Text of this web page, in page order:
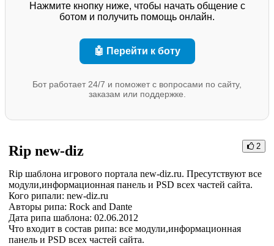
Нажмите кнопку ниже, чтобы начать общение с
ботом и получить помощь онлайн.
🤖 Перейти к боту
Бот работает 24/7 и поможет с вопросами по сайту,
заказам или поддержке.
2
Rip new-diz
Rip шаблона игрового портала new-diz.ru. Пресутствуют все
модули,информационная панель и PSD всех частей сайта.
Кого рипали: new-diz.ru
Авторы рипа: Rock and Dante
Дата рипа шаблона: 02.06.2012
Что входит в состав рипа: все модули,информационная
панель и PSD всех частей сайта.